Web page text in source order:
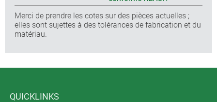
Merci de prendre les cotes sur des pièces actuelles ;
elles sont sujettes à des tolérances de fabrication et du
matériau.
QUICKLINKS